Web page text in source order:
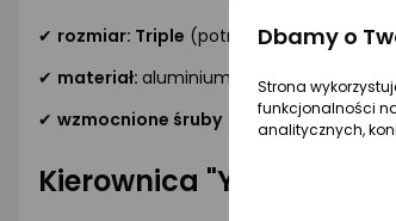
✔ rozmiar: Triple (potrójny)
✔ materiał: aluminium
✔ wzmocnione śruby
Kierownica "Y" back
Dbamy o
Strona
funkcjonalności
analitycznych,